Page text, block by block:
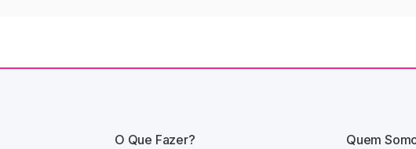
O Que Fazer?
Quem